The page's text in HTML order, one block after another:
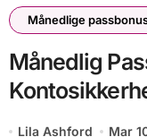
Månedlige
Månedlig
Lila Ashford Mar